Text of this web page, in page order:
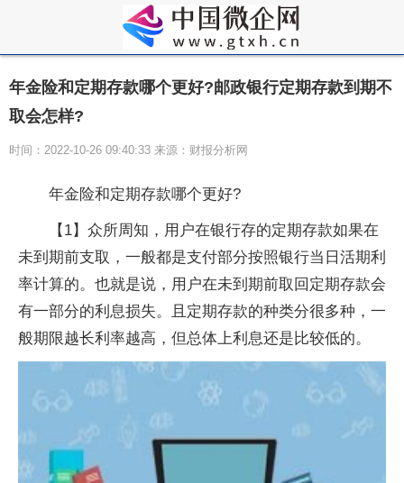
年金险和定期存款哪个更好?邮政银行定期存款到期不
取会怎样?
时间：2022-10-26 09:40:33 来源：财报分析网
年金险和定期存款哪个更好?
【1】众所周知，用户在银行存的定期存款如果在
未到期前支取，一般都是支付部分按照银行当日活期利
率计算的。也就是说，用户在未到期前取回定期存款会
有一部分的利息损失。且定期存款的种类分很多种，一
般期限越长利率越高，但总体上利息还是比较低的。